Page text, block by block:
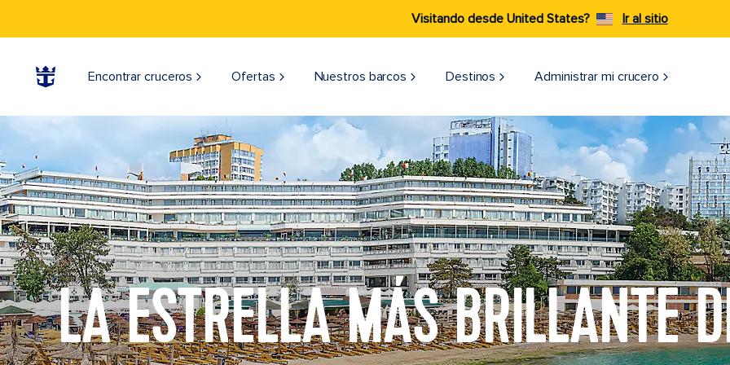
Visitando desde United States? Ir al sitio
Encontrar cruceros Ofertas Nuestros barcos Destinos Administrar mi crucero
LA ESTRELLA MÁS BRILLANTE